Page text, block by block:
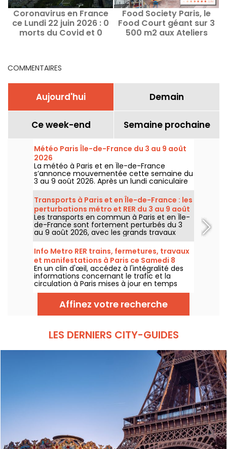
Coronavirus en France
ce Lundi 22 juin 2026 : 0
morts du Covid et 0
Food Society Paris, le
Food Court géant sur 3
500 m2 aux Ateliers
COMMENTAIRES
Aujourd'hui Demain
Ce week-end Semaine prochaine
Météo Paris Île-de-France du 3 au 9 août
2026
La météo à Paris et en Île-de-France
s’annonce mouvementée cette semaine du
3 au 9 août 2026. Après un lundi caniculaire
marqué par un risque d’orages, les
températures vont progressivement baisser
avant le retour d’un temps plus chaud et
ensoleillé pour le week-end.
Transports à Paris et en Île-de-France : les
perturbations métro et RER du 3 au 9 août
2026
Les transports en commun à Paris et en Île-
de-France sont fortement perturbés du 3
au 9 août 2026, avec les grands travaux
d'été qui impactent très durement
certaines lignes, selon la RATP et SNCF.
Info Metro RER trains, fermetures, travaux
et manifestations à Paris ce Samedi 8
août 2026
En un clin d'œil, accédez à l'intégralité des
informations concernant le trafic et la
circulation à Paris mises à jour en temps
réel. Metro RER et Transilien de la RATP,
travaux, circulation, grands évènements et
manifestations, on vous donne toutes les
informations pratiques à connaître avant de
Affinez votre recherche
LES DERNIERS CITY-GUIDES